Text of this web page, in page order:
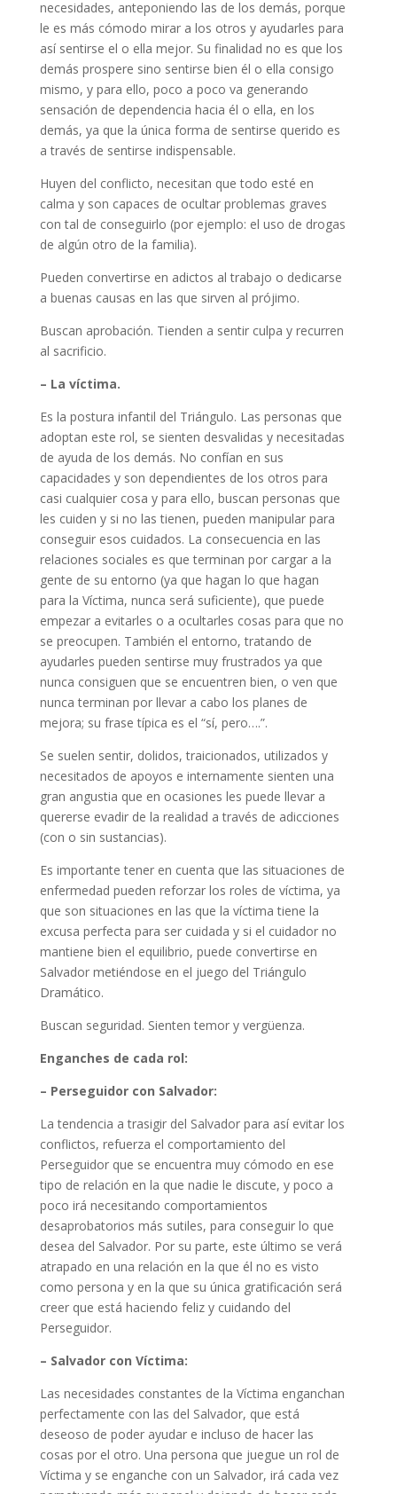
necesidades, anteponiendo las de los demás, porque
le es más cómodo mirar a los otros y ayudarles para
así sentirse el o ella mejor. Su finalidad no es que los
demás prospere sino sentirse bien él o ella consigo
mismo, y para ello, poco a poco va generando
sensación de dependencia hacia él o ella, en los
demás, ya que la única forma de sentirse querido es
a través de sentirse indispensable.
Huyen del conflicto, necesitan que todo esté en
calma y son capaces de ocultar problemas graves
con tal de conseguirlo (por ejemplo: el uso de drogas
de algún otro de la familia).
Pueden convertirse en adictos al trabajo o dedicarse
a buenas causas en las que sirven al prójimo.
Buscan aprobación. Tienden a sentir culpa y recurren
al sacrificio.
– La víctima.
Es la postura infantil del Triángulo. Las personas que
adoptan este rol, se sienten desvalidas y necesitadas
de ayuda de los demás. No confían en sus
capacidades y son dependientes de los otros para
casi cualquier cosa y para ello, buscan personas que
les cuiden y si no las tienen, pueden manipular para
conseguir esos cuidados. La consecuencia en las
relaciones sociales es que terminan por cargar a la
gente de su entorno (ya que hagan lo que hagan
para la Víctima, nunca será suficiente), que puede
empezar a evitarles o a ocultarles cosas para que no
se preocupen. También el entorno, tratando de
ayudarles pueden sentirse muy frustrados ya que
nunca consiguen que se encuentren bien, o ven que
nunca terminan por llevar a cabo los planes de
mejora; su frase típica es el “sí, pero….”.
Se suelen sentir, dolidos, traicionados, utilizados y
necesitados de apoyos e internamente sienten una
gran angustia que en ocasiones les puede llevar a
quererse evadir de la realidad a través de adicciones
(con o sin sustancias).
Es importante tener en cuenta que las situaciones de
enfermedad pueden reforzar los roles de víctima, ya
que son situaciones en las que la víctima tiene la
excusa perfecta para ser cuidada y si el cuidador no
mantiene bien el equilibrio, puede convertirse en
Salvador metiéndose en el juego del Triángulo
Dramático.
Buscan seguridad. Sienten temor y vergüenza.
Enganches de cada rol:
– Perseguidor con Salvador:
La tendencia a trasigir del Salvador para así evitar los
conflictos, refuerza el comportamiento del
Perseguidor que se encuentra muy cómodo en ese
tipo de relación en la que nadie le discute, y poco a
poco irá necesitando comportamientos
desaprobatorios más sutiles, para conseguir lo que
desea del Salvador. Por su parte, este último se verá
atrapado en una relación en la que él no es visto
como persona y en la que su única gratificación será
creer que está haciendo feliz y cuidando del
Perseguidor.
– Salvador con Víctima:
Las necesidades constantes de la Víctima enganchan
perfectamente con las del Salvador, que está
deseoso de poder ayudar e incluso de hacer las
cosas por el otro. Una persona que juegue un rol de
Víctima y se enganche con un Salvador, irá cada vez